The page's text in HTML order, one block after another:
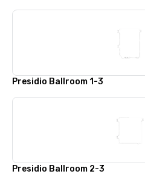
Presidio Ballroom 1-3
Presidio Ballroom 2-3